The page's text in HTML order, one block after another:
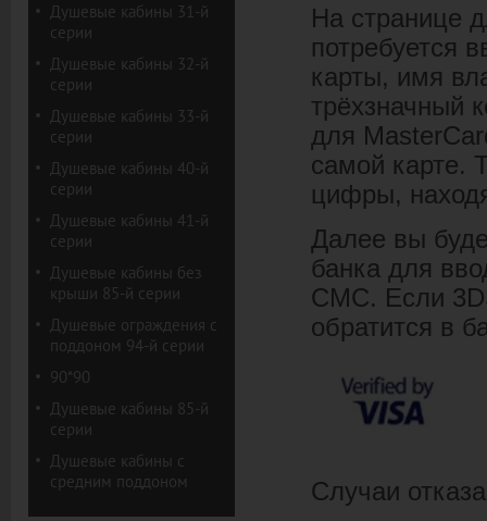
На странице
потребуется
карты, имя
трёхзначный
для
самой карте.
цифры,
Далее вы
банка для
СМС. Если
обратится в
Случаи
Душевые кабины 31-й
серии
Душевые кабины 32-й
серии
Душевые кабины 33-й
серии
Душевые кабины 40-й
серии
Душевые кабины 41-й
серии
Душевые кабины без
крыши 85-й серии
Душевые ограждения с
поддоном 94-й серии
90*90
Душевые кабины 85-й
серии
Душевые кабины с
средним поддоном